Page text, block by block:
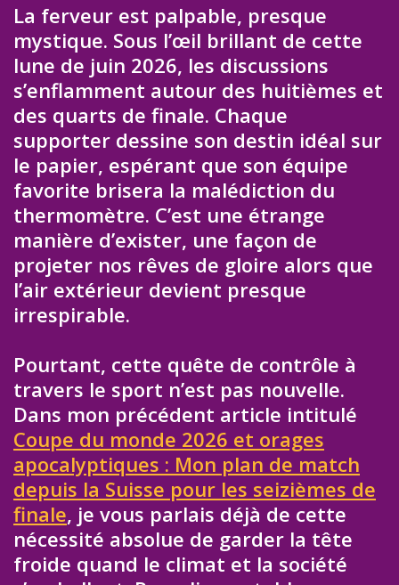
La ferveur est palpable, presque
mystique. Sous l’œil brillant de cette
lune de juin 2026, les discussions
s’enflamment autour des huitièmes et
des quarts de finale. Chaque
supporter dessine son destin idéal sur
le papier, espérant que son équipe
favorite brisera la malédiction du
thermomètre. C’est une étrange
manière d’exister, une façon de
projeter nos rêves de gloire alors que
l’air extérieur devient presque
irrespirable.
Pourtant, cette quête de contrôle à
travers le sport n’est pas nouvelle.
Dans mon précédent article intitulé
Coupe du monde 2026 et orages
apocalyptiques : Mon plan de match
depuis la Suisse pour les seizièmes de
finale, je vous parlais déjà de cette
nécessité absolue de garder la tête
froide quand le climat et la société